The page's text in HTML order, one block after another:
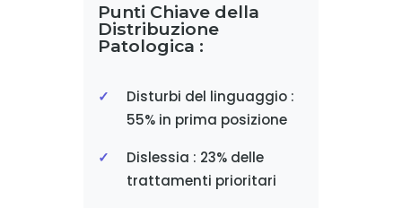
Punti Chiave della
Distribuzione
Patologica :
Disturbi del linguaggio :
55% in prima posizione
Dislessia : 23% delle
trattamenti prioritari